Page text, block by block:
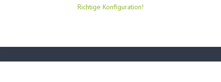
Richtige Konfiguration!